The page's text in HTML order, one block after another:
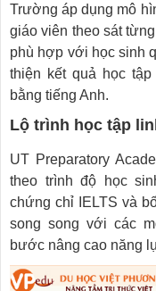
Trường áp dụng mô
giáo viên theo sát
phù hợp với học sinh
thiện kết quả học
bằng tiếng Anh.
Lộ trình học tập
UT Preparatory
theo trình độ học
chứng chỉ IELTS và
song song với các
bước nâng cao năng